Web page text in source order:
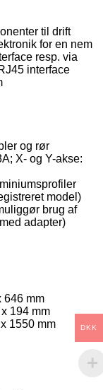
til drift
for en nem
resp. via
interface
og rør
X- og Y-akse:
model)
brug af
adapter)
646 mm
194 mm
1550 mm
DKK